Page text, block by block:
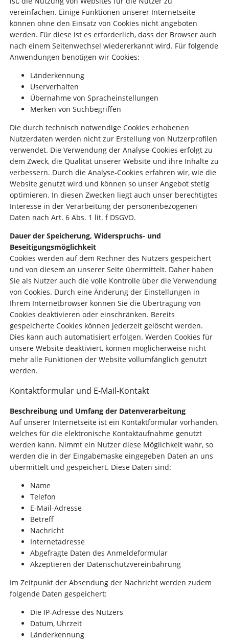
vereinfachen. Einige Funktionen unserer Internetseite
können ohne den Einsatz von Cookies nicht angeboten
werden. Für diese ist es erforderlich, dass der Browser auch
nach einem Seitenwechsel wiedererkannt wird. Für folgende
Anwendungen benötigen wir Cookies:
Länderkennung
Userverhalten
Übernahme von Spracheinstellungen
Merken von Suchbegriffen
Die durch technisch notwendige Cookies erhobenen
Nutzerdaten werden nicht zur Erstellung von Nutzerprofilen
verwendet. Die Verwendung der Analyse-Cookies erfolgt zu
dem Zweck, die Qualität unserer Website und ihre Inhalte zu
verbessern. Durch die Analyse-Cookies erfahren wir, wie die
Website genutzt wird und können so unser Angebot stetig
optimieren. In diesen Zwecken liegt auch unser berechtigtes
Interesse in der Verarbeitung der personenbezogenen
Daten nach Art. 6 Abs. 1 lit. f DSGVO.
Dauer der Speicherung, Widerspruchs- und
Beseitigungsmöglichkeit
Cookies werden auf dem Rechner des Nutzers gespeichert
und von diesem an unserer Seite übermittelt. Daher haben
Sie als Nutzer auch die volle Kontrolle über die Verwendung
von Cookies. Durch eine Änderung der Einstellungen in
Ihrem Internetbrowser können Sie die Übertragung von
Cookies deaktivieren oder einschränken. Bereits
gespeicherte Cookies können jederzeit gelöscht werden.
Dies kann auch automatisiert erfolgen. Werden Cookies für
unsere Website deaktiviert, können möglicherweise nicht
mehr alle Funktionen der Website vollumfänglich genutzt
werden.
Kontaktformular und E-Mail-Kontakt
Beschreibung und Umfang der Datenverarbeitung
Auf unserer Internetseite ist ein Kontaktformular vorhanden,
welches für die elektronische Kontaktaufnahme genutzt
werden kann. Nimmt ein Nutzer diese Möglichkeit wahr, so
werden die in der Eingabemaske eingegeben Daten an uns
übermittelt und gespeichert. Diese Daten sind:
Name
Telefon
E-Mail-Adresse
Betreff
Nachricht
Internetadresse
Abgefragte Daten des Anmeldeformular
Akzeptieren der Datenschutzvereinbahrung
Im Zeitpunkt der Absendung der Nachricht werden zudem
folgende Daten gespeichert:
Die IP-Adresse des Nutzers
Datum, Uhrzeit
Länderkennung